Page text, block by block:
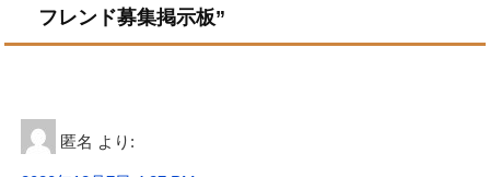
フレンド募集掲示板”
匿名 より: